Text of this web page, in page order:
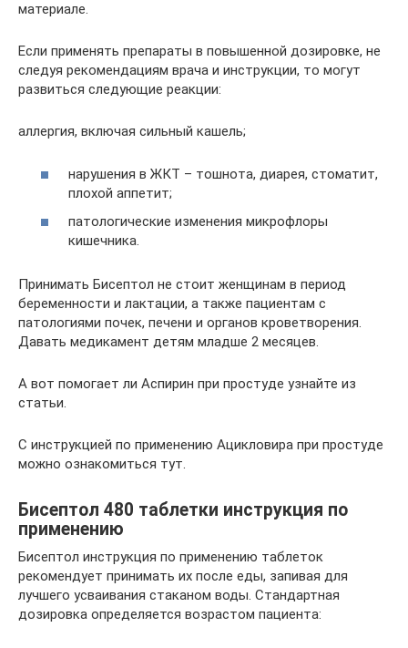
материале.
Если применять препараты в повышенной дозировке, не
следуя рекомендациям врача и инструкции, то могут
развиться следующие реакции:
аллергия, включая сильный кашель;
нарушения в ЖКТ – тошнота, диарея, стоматит,
плохой аппетит;
патологические изменения микрофлоры
кишечника.
Принимать Бисептол не стоит женщинам в период
беременности и лактации, а также пациентам с
патологиями почек, печени и органов кроветворения.
Давать медикамент детям младше 2 месяцев.
А вот помогает ли Аспирин при простуде узнайте из
статьи.
С инструкцией по применению Ацикловира при простуде
можно ознакомиться тут.
Бисептол 480 таблетки инструкция по
применению
Бисептол инструкция по применению таблеток
рекомендует принимать их после еды, запивая для
лучшего усваивания стаканом воды. Стандартная
дозировка определяется возрастом пациента: